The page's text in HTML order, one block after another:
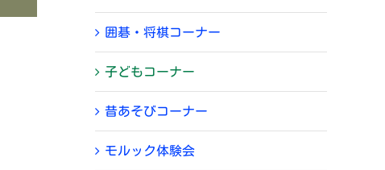
囲碁・将棋コーナー
子どもコーナー
昔あそびコーナー
モルック体験会